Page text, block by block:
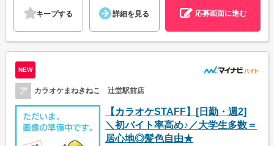
キープする 詳細を見る 応募画面に進む
NEW
ア カラオケまねきねこ 辻堂駅前店
【カラオケSTAFF】[日勤・週2]
＼初バイト率高め♪／大学生多数＝
居心地◎髪色自由★